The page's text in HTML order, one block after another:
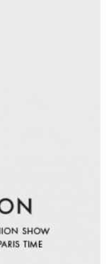
千上萬的狗迷們
的米格魯犬&